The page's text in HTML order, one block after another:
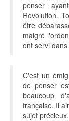
penser
Révolution.
être
malgré
ont servi
C'est un
de penser
beaucoup
française. Il
sujet précieux.